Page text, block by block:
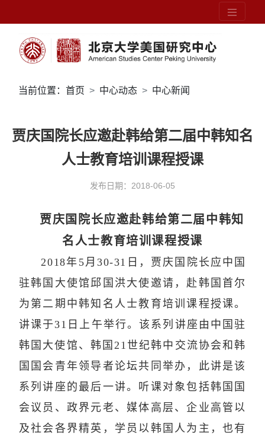
当前位置： 首页 中心动态 中心新闻
贾庆国院长应邀赴韩给第二届中韩知名
人士教育培训课程授课
发布日期：2018-06-05
贾庆国院长应邀赴韩给第二届中韩知
名人士教育培训课程授课
2018年 5月30-31 日，贾庆国院长应中国
驻韩国大使馆邱国洪大使邀请，赴韩国首尔
为第二期中韩知名人士教育培训课程授课。
讲课于31 日上午举行。该系列讲座由中国驻
韩国大使馆、韩国21 世纪韩中交流协会和韩
国国会青年领导者论坛共同举办，此讲是该
系列讲座的最后一讲。听课对象包括韩国国
会议员、政界元老、媒体高层、企业高管以
及社会各界精英，学员以韩国人为主，也有